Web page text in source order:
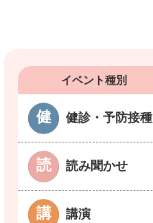
イベント種別
健診・予防接種
読み聞かせ
講演